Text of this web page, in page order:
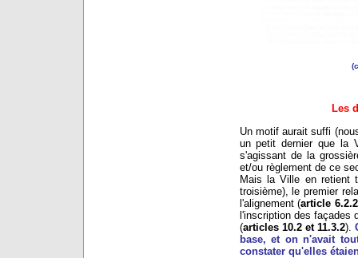
Les
Un motif aurait suffi
un petit dernier que la
s'agissant de la
et/ou règlement de ce
Mais la Ville en retient
troisième), le premier
l'alignement (article 6.2.2
l'inscription des façades
(articles 10.2 et 11.3.2).
base, et on n'avait
constater qu'elles